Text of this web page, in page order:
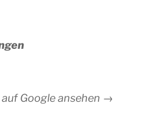
Google ansehen →